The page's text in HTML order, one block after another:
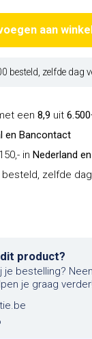
aan
besteld, zelfde dag
een8,9 uit
en Bancontact
inNederland
besteld, zelfde
product?
je bestelling?
je graag